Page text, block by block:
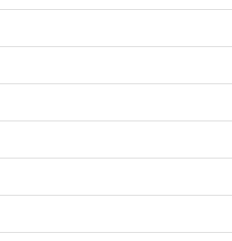
통장협박범에 대한 공지사항
상품권 현금결제 신청안내